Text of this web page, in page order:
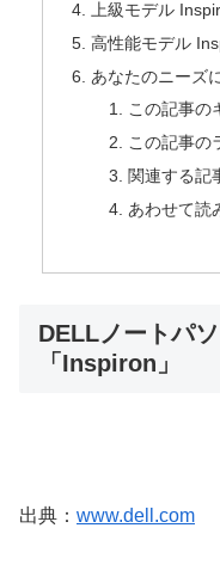
上級モデル
高性能モデル
あなたのニーズ
この記事の
この記事の
関連する記
あわせて読
DELLノートパ
「Inspiron」
出典： www.dell.com